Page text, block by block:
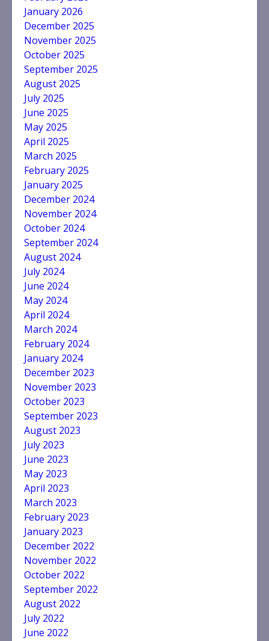
January 2026
December 2025
November 2025
October 2025
September 2025
August 2025
July 2025
June 2025
May 2025
April 2025
March 2025
February 2025
January 2025
December 2024
November 2024
October 2024
September 2024
August 2024
July 2024
June 2024
May 2024
April 2024
March 2024
February 2024
January 2024
December 2023
November 2023
October 2023
September 2023
August 2023
July 2023
June 2023
May 2023
April 2023
March 2023
February 2023
January 2023
December 2022
November 2022
October 2022
September 2022
August 2022
July 2022
June 2022